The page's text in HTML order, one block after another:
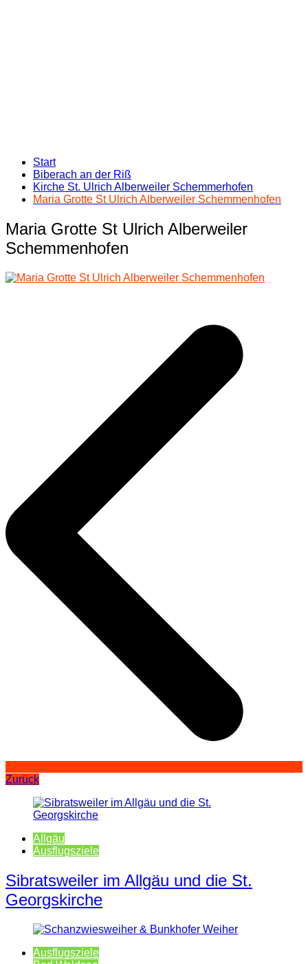
Start
Biberach an der Riß
Kirche St. Ulrich Alberweiler Schemmerhofen
Maria Grotte St Ulrich Alberweiler Schemmenhofen
Maria Grotte St Ulrich Alberweiler
Schemmenhofen
Zurück
Allgäu
Ausflugsziele
Sibratsweiler im Allgäu und die St.
Georgskirche
Ausflugsziele